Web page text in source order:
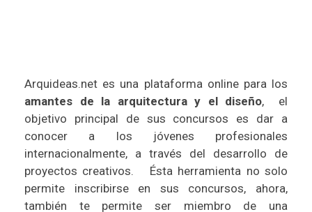
Arquideas.net es una plataforma online para los
amantes de la arquitectura y el diseño, el
objetivo principal de sus concursos es dar a
conocer a los jóvenes profesionales
internacionalmente, a través del desarrollo de
proyectos creativos. Ésta herramienta no solo
permite inscribirse en sus concursos, ahora,
también te permite ser miembro de una